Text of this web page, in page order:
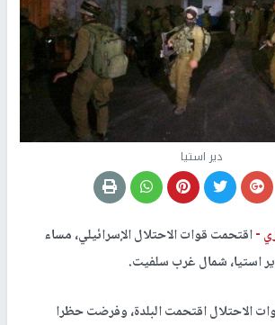
دير استيا
-اقتحمت قوات الاحتلال الإسرائيلي، مساء
استيا، شمال غرب سلفيت.
الاحتلال اقتحمت البلدة، وفرضت حظرا